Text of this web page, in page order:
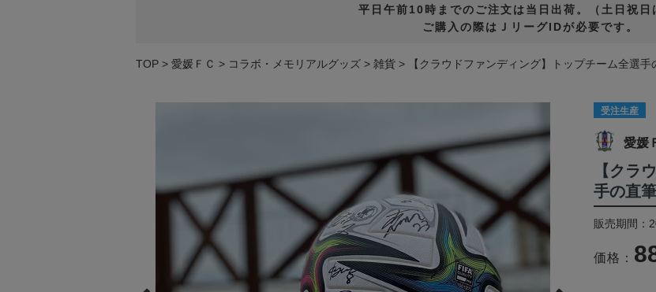
平日午前10時までのご注文は当日出荷。（土日祝日
ご購入の際はＪリーグIDが必要です。
TOP 愛媛ＦＣ コラボ・メモリアルグッズ 雑貨 【クラウドファンディング】トップチーム全選
受注生産
愛媛
【クラ
手の直
販売期間：
価格：